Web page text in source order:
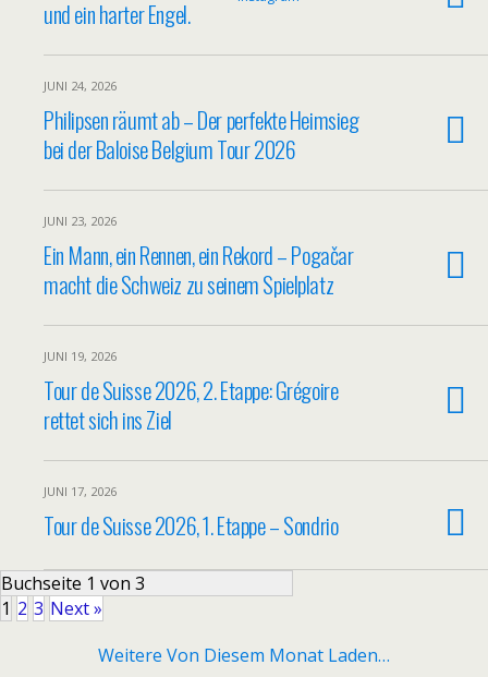
und ein harter Engel.
JUNI 24, 2026
Philipsen räumt ab – Der perfekte Heimsieg
bei der Baloise Belgium Tour 2026
JUNI 23, 2026
Ein Mann, ein Rennen, ein Rekord – Pogačar
macht die Schweiz zu seinem Spielplatz
JUNI 19, 2026
Tour de Suisse 2026, 2. Etappe: Grégoire
rettet sich ins Ziel
JUNI 17, 2026
Tour de Suisse 2026, 1. Etappe – Sondrio
Buchseite 1 von 3
1 2 3 Next »
Weitere Von Diesem Monat Laden…